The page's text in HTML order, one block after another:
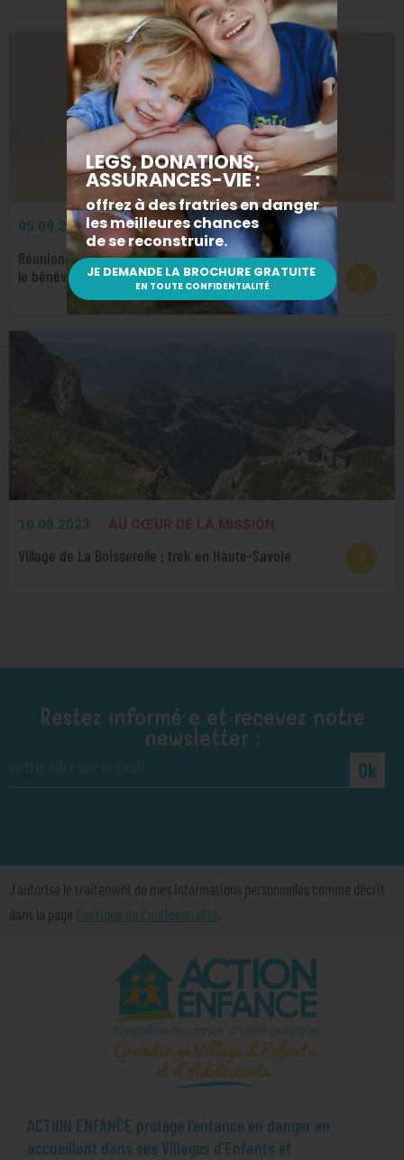
05.09.2023 ÉVÉNEMENTS
Réunions publiques d’informations sur le parrainage &
le bénévolat
10.08.2023 AU CŒUR DE LA MISSION
Village de La Boisserelle : trek en Haute-Savoie
Restez informé·e et recevez notre
newsletter :
Ok
J'autorise le traitement de mes informations personnelles comme décrit
dans la page Politique de Confidentialité.
ACTION ENFANCE protège l’enfance en danger en
accueillant dans ses Villages d’Enfants et